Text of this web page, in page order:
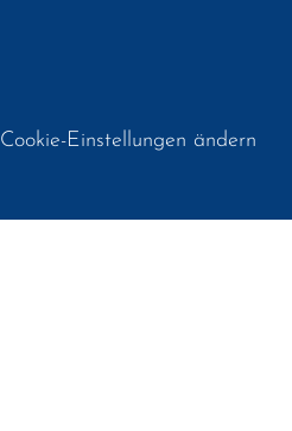
Cookie-Einstellungen ändern